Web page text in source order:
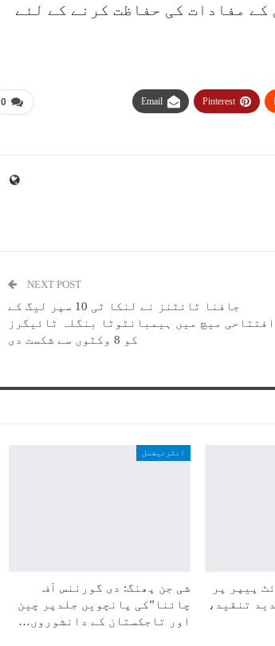
کے مفادات کی حفاظت کرنے کے لئے
0 Pinterest
Email
NEXT POST
جافنا ٹائٹنز نے لنکا ٹی 10 سپر لیگ کے
افتتاحی میچ میں ہیمبانٹوٹا بنگلہ ٹائیگرز
کو 8 وکٹوں سے شکست دی
پیپر پر
تنقید،
انٹرنیشنل
شی جن پھنگ: دی گورننس آف
چائنا”کی پانچویں جلدپر چین
اور تاجکستان کے دانشوروں…